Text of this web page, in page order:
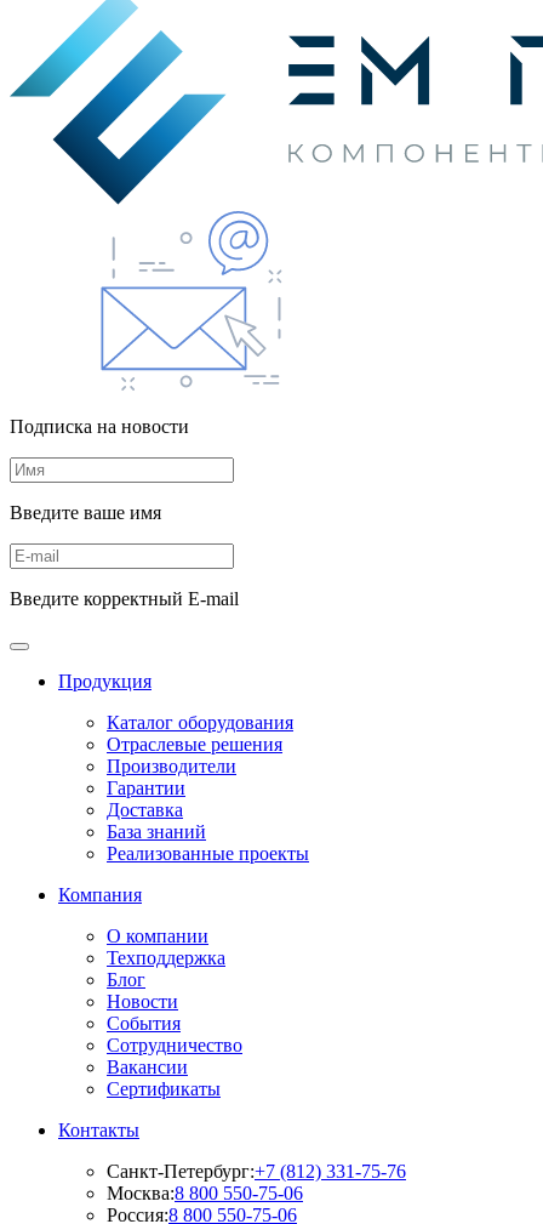
Подписка на новости
Введите ваше имя
Введите корректный E-mail
Продукция
Каталог оборудования
Отраслевые решения
Производители
Гарантии
Доставка
База знаний
Реализованные проекты
Компания
О компании
Техподдержка
Блог
Новости
События
Сотрудничество
Вакансии
Сертификаты
Контакты
Санкт-Петербург:+7 (812) 331-75-76
Москва:8 800 550-75-06
Россия:8 800 550-75-06